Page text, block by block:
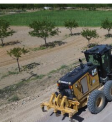
EKONOMI
SAĞLIK
HAVA DURUMU
NÖBETÇI ECZANELER
NAMAZ VAKITLERI